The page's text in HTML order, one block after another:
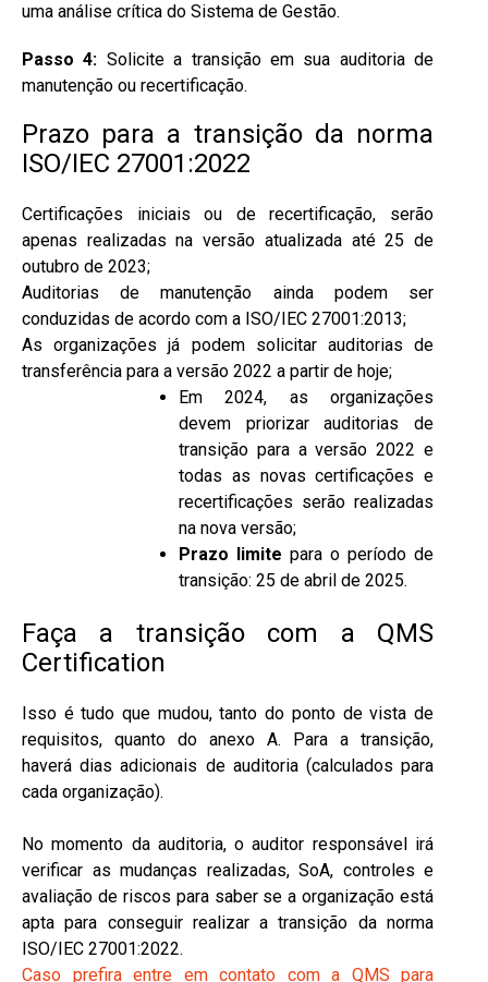
uma análise crítica do Sistema de Gestão.
Passo 4: Solicite a transição em sua auditoria de
manutenção ou recertificação.
Prazo para a transição da norma
ISO/IEC 27001:2022
Certificações iniciais ou de recertificação, serão
apenas realizadas na versão atualizada até 25 de
outubro de 2023;
Auditorias de manutenção ainda podem ser
conduzidas de acordo com a ISO/IEC 27001:2013;
As organizações já podem solicitar auditorias de
transferência para a versão 2022 a partir de hoje;
Em 2024, as organizações
devem priorizar auditorias de
transição para a versão 2022 e
todas as novas certificações e
recertificações serão realizadas
na nova versão;
Prazo limite para o período de
transição: 25 de abril de 2025.
Faça a transição com a QMS
Certification
Isso é tudo que mudou, tanto do ponto de vista de
requisitos, quanto do anexo A. Para a transição,
haverá dias adicionais de auditoria (calculados para
cada organização).
No momento da auditoria, o auditor responsável irá
verificar as mudanças realizadas, SoA, controles e
avaliação de riscos para saber se a organização está
apta para conseguir realizar a transição da norma
ISO/IEC 27001:2022.
Caso prefira entre em contato com a QMS para